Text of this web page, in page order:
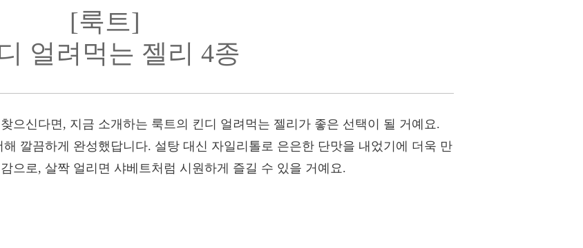
[룩트]
얼려먹는 젤리 4종
으신다면, 지금 소개하는 룩트의 킨디 얼려먹는 젤리가 좋은 선택이 될 거예요.
깔끔하게 완성했답니다. 설탕 대신 자일리톨로 은은한 단맛을 내었기에 더욱 만
으로, 살짝 얼리면 샤베트처럼 시원하게 즐길 수 있을 거예요.